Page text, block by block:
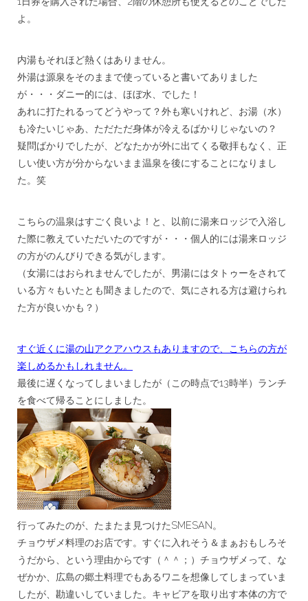
よ。
内湯もそれほど熱くはありません。
外湯は源泉をそのままで使っていると書いてありました
が・・・ダニー的には、ほぼ水、でした！
あれに打たれるってどうやって？外も寒いけれど、お湯（水）
も冷たいじゃあ、ただただ身体が冷えるばかりじゃないの？
疑問ばかりでしたが、どなたかが外に出てくる敬拝もなく、正
しい使い方が分からないまま温泉を後にすることになりまし
た。笑
こちらの温泉はすごく良いよ！と、以前に湯来ロッジで入浴し
た際に教えていただいたのですが・・・個人的には湯来ロッジ
の方がのんびりできる気がします。
（女湯にはおられませんでしたが、男湯にはタトゥーをされて
いる方々もいたとも聞きましたので、気にされる方は避けられ
た方が良いかも？）
すぐ近くに湯の山アクアハウスもありますので、こちらの方が
楽しめるかもしれません。
最後に遅くなってしまいましたが（この時点で13時半）ランチ
を食べて帰ることにしました。
行ってみたのが、たまたま見つけたSMESAN。
チョウザメ料理のお店です。すぐに入れそう＆まぁおもしろそ
うだから、という理由からです（＾＾；）チョウザメって、な
ぜかか、広島の郷土料理でもあるワニを想像してしまっていま
したが、勘違いしていました。キャビアを取り出す本体の方で